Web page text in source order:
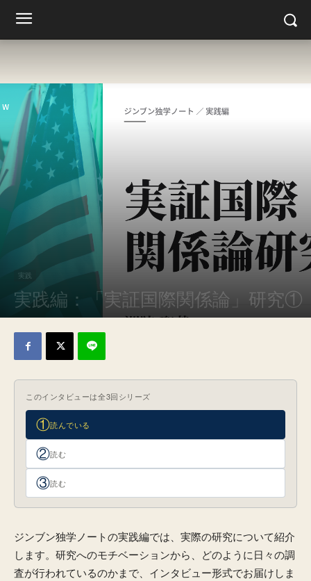
実践
実践編：「実証国際関係論」研究①
2025年11月16日
このインタビューは全3回シリーズ
①読んでいる
②読む
③読む
ジンブン独学ノートの実践編では、実際の研究について紹介
します。研究へのモチベーションから、どのように日々の調
査が行われているのかまで、インタビュー形式でお届けしま